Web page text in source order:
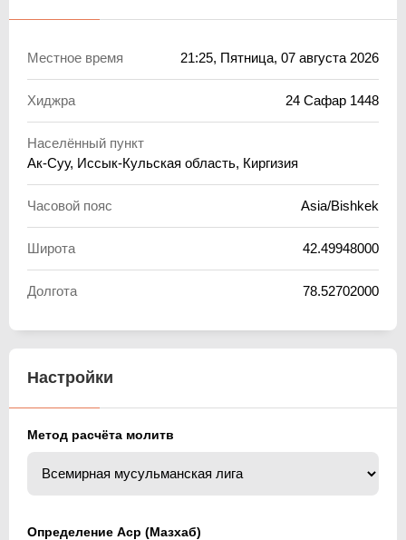
Местное время 21:25, Пятница, 07 августа 2026
Хиджра 24 Сафар 1448
Населённый пункт
Ак-Суу, Иссык-Кульская область, Киргизия
Часовой пояс Asia/Bishkek
Широта 42.49948000
Долгота 78.52702000
Настройки
Метод расчёта молитв
Определение Аср (Мазхаб)